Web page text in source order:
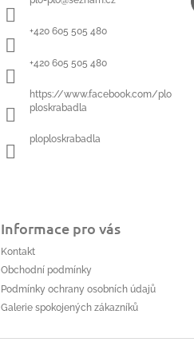
+420 605 505 480
+420 605 505 480
https://www.facebook.com/plo
ploskrabadla
ploploskrabadla
Informace pro vás
Kontakt
Obchodní podmínky
Podmínky ochrany osobních údajů
Galerie spokojených zákazníků